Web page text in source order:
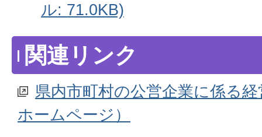
ル: 71.0KB)
関連リンク
県内市町村の公営企業に係る
ホームページ）